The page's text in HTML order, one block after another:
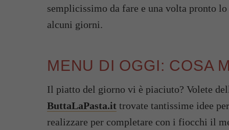
semplicissimo da fare e una volta pronto
alcuni giorni.
MENU DI OGGI: COSA
Il piatto del giorno vi è piaciuto? Volete
ButtaLaPasta.it trovate tantissime idee
realizzare per completare con i fiocchi il